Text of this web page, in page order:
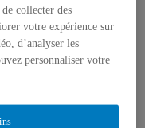
carnets
collecter des
votre expérience sur
d’analyser les
personnaliser votre